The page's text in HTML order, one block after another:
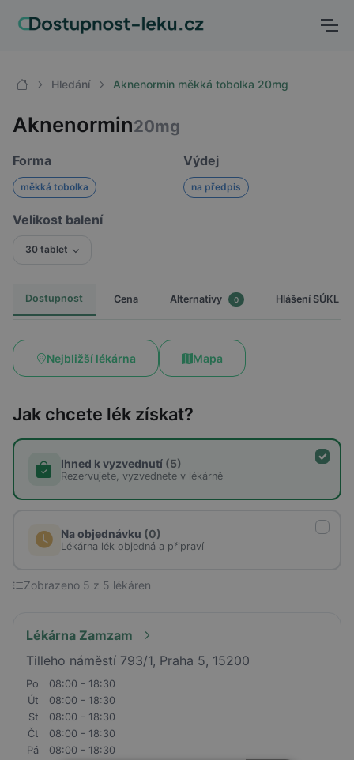
Hledání Aknenormin měkká tobolka 20mg
Aknenormin20mg
Forma
měkká tobolka
Výdej
na předpis
Velikost balení
30 tablet
Dostupnost Cena Alternativy 0 Hlášení SÚKL
Nejbližší lékárna Mapa
Jak chcete lék získat?
Ihned k vyzvednutí (5)
Rezervujete, vyzvednete v lékárně
Na objednávku (0)
Lékárna lék objedná a připraví
Zobrazeno 5 z 5 lékáren
Lékárna Zamzam
Tilleho náměstí 793/1, Praha 5, 15200
Po
08:00 - 18:30
Út
08:00 - 18:30
St
08:00 - 18:30
Čt
08:00 - 18:30
Pá
08:00 - 18:30